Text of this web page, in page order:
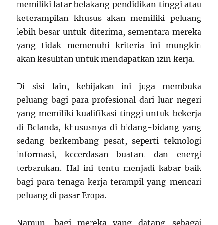
memiliki latar belakang pendidikan tinggi atau
keterampilan khusus akan memiliki peluang
lebih besar untuk diterima, sementara mereka
yang tidak memenuhi kriteria ini mungkin
akan kesulitan untuk mendapatkan izin kerja.
Di sisi lain, kebijakan ini juga membuka
peluang bagi para profesional dari luar negeri
yang memiliki kualifikasi tinggi untuk bekerja
di Belanda, khususnya di bidang-bidang yang
sedang berkembang pesat, seperti teknologi
informasi, kecerdasan buatan, dan energi
terbarukan. Hal ini tentu menjadi kabar baik
bagi para tenaga kerja terampil yang mencari
peluang di pasar Eropa.
Namun, bagi mereka yang datang sebagai